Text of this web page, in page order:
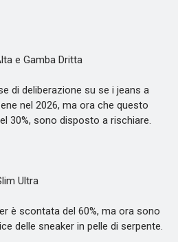
e Gamba Dritta
di deliberazione su se i jeans a
nel 2026, ma ora che questo
30%, sono disposto a rischiare.
Ultra
scontata del 60%, ma ora sono
delle sneaker in pelle di serpente.